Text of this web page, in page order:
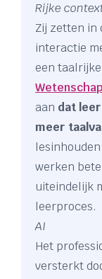
Rijke
Zij zetten in
interactie
een
aan dat
meer
werken
uiteindelijk
leerproces.
AI
Het
versterkt